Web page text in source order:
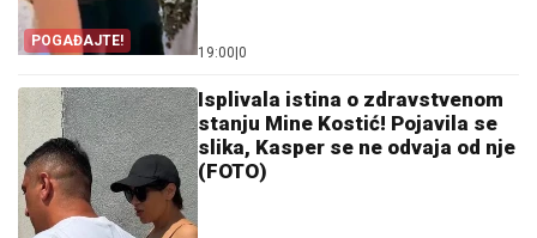
POGAĐAJTE!
19:00|0
Isplivala istina o zdravstvenom
stanju Mine Kostić! Pojavila se
slika, Kasper se ne odvaja od nje
(FOTO)